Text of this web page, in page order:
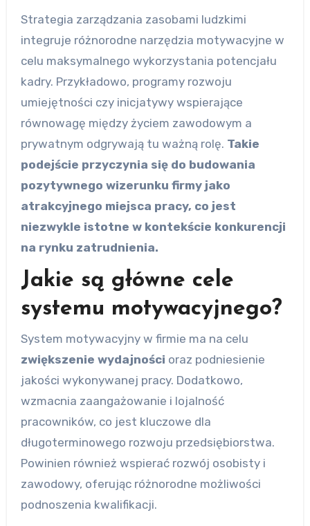
Strategia zarządzania zasobami ludzkimi
integruje różnorodne narzędzia motywacyjne w
celu maksymalnego wykorzystania potencjału
kadry. Przykładowo, programy rozwoju
umiejętności czy inicjatywy wspierające
równowagę między życiem zawodowym a
prywatnym odgrywają tu ważną rolę. Takie
podejście przyczynia się do budowania
pozytywnego wizerunku firmy jako
atrakcyjnego miejsca pracy, co jest
niezwykle istotne w kontekście konkurencji
na rynku zatrudnienia.
Jakie są główne cele
systemu motywacyjnego?
System motywacyjny w firmie ma na celu
zwiększenie wydajności oraz podniesienie
jakości wykonywanej pracy. Dodatkowo,
wzmacnia zaangażowanie i lojalność
pracowników, co jest kluczowe dla
długoterminowego rozwoju przedsiębiorstwa.
Powinien również wspierać rozwój osobisty i
zawodowy, oferując różnorodne możliwości
podnoszenia kwalifikacji.